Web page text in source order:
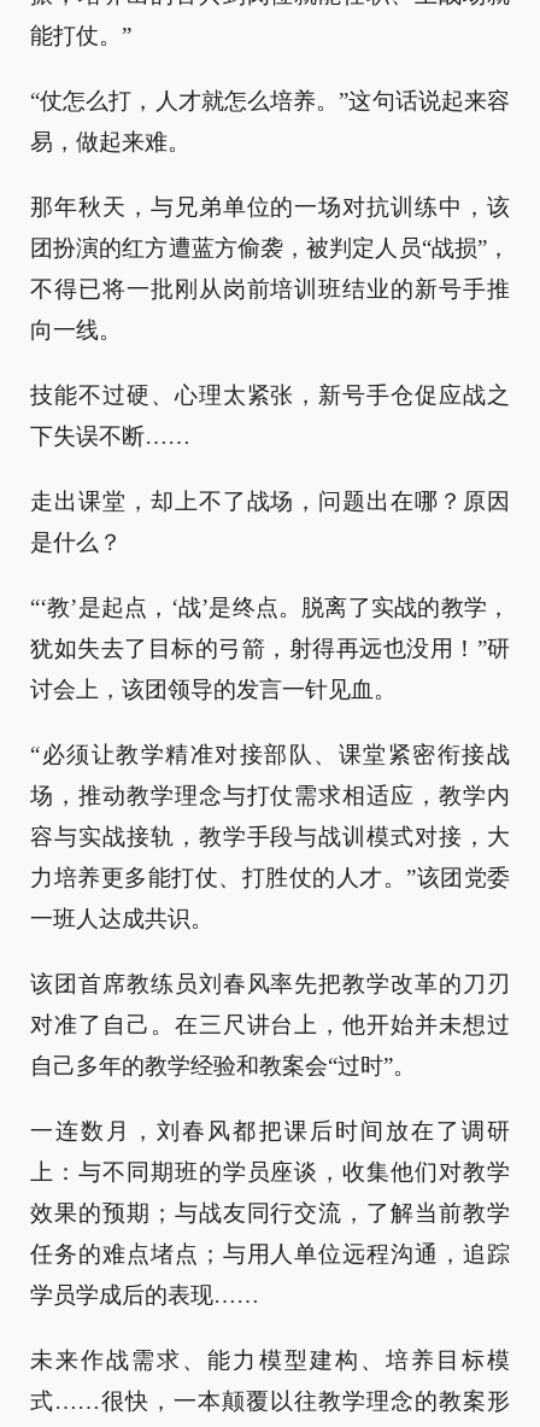
能打仗。”
“仗怎么打，人才就怎么培养。”这句话说起来容
易，做起来难。
那年秋天，与兄弟单位的一场对抗训练中，该
团扮演的红方遭蓝方偷袭，被判定人员“战损”，
不得已将一批刚从岗前培训班结业的新号手推
向一线。
技能不过硬、心理太紧张，新号手仓促应战之
下失误不断……
走出课堂，却上不了战场，问题出在哪？原因
是什么？
“‘教’是起点，‘战’是终点。脱离了实战的教学，
犹如失去了目标的弓箭，射得再远也没用！”研
讨会上，该团领导的发言一针见血。
“必须让教学精准对接部队、课堂紧密衔接战
场，推动教学理念与打仗需求相适应，教学内
容与实战接轨，教学手段与战训模式对接，大
力培养更多能打仗、打胜仗的人才。”该团党委
一班人达成共识。
该团首席教练员刘春风率先把教学改革的刀刃
对准了自己。在三尺讲台上，他开始并未想过
自己多年的教学经验和教案会“过时”。
一连数月，刘春风都把课后时间放在了调研
上：与不同期班的学员座谈，收集他们对教学
效果的预期；与战友同行交流，了解当前教学
任务的难点堵点；与用人单位远程沟通，追踪
学员学成后的表现……
未来作战需求、能力模型建构、培养目标模
式……很快，一本颠覆以往教学理念的教案形